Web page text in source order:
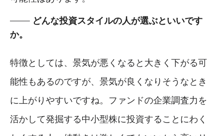
どんな投資スタイルの人が選ぶといいです
か。
特徴としては、景気が悪くなると大きく下がる可
能性もあるのですが、景気が良くなりそうなとき
に上がりやすいですね。ファンドの企業調査力を
活かして発掘する中小型株に投資することにわく